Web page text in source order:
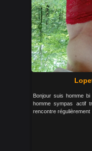
Bonjour suis homme
homme sympas actif
rencontre régulièrement